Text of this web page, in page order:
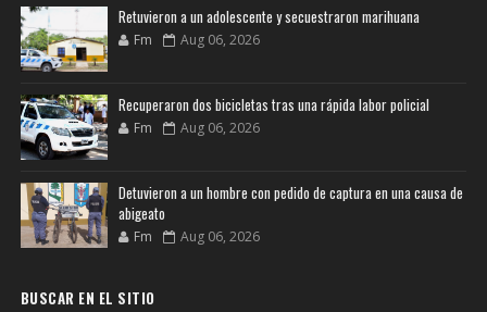
Retuvieron a un adolescente y secuestraron marihuana
Fm Aug 06, 2026
Recuperaron dos bicicletas tras una rápida labor policial
Fm Aug 06, 2026
Detuvieron a un hombre con pedido de captura en una causa de
abigeato
Fm Aug 06, 2026
BUSCAR EN EL SITIO